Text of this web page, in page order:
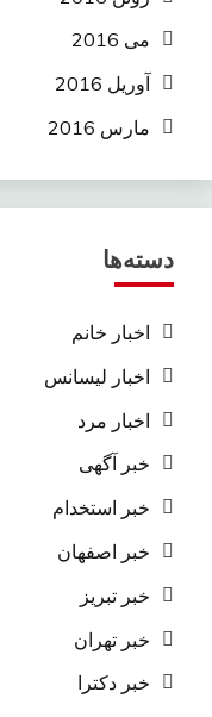
می 2016
آوریل 2016
مارس 2016
دسته‌ها
اخبار خانم
اخبار لیسانس
اخبار مرد
خبر آگهی
خبر استخدام
خبر اصفهان
خبر تبریز
خبر تهران
خبر دکترا